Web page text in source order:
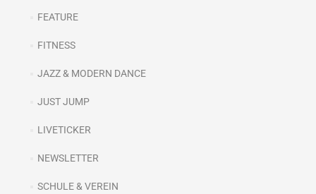
FEATURE
FITNESS
JAZZ & MODERN DANCE
JUST JUMP
LIVETICKER
NEWSLETTER
SCHULE & VEREIN